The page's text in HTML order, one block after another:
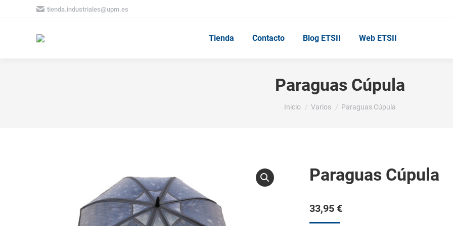
tienda.industriales@upm.es
Tienda Contacto Blog ETSII Web ETSII
Paraguas Cúpula
Estás aquí:
Inicio Varios Paraguas Cúpula
Paraguas Cúpula
33,95 €